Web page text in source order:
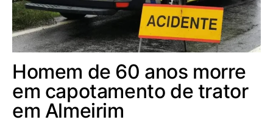
Homem de 60 anos morre
em capotamento de trator
em Almeirim